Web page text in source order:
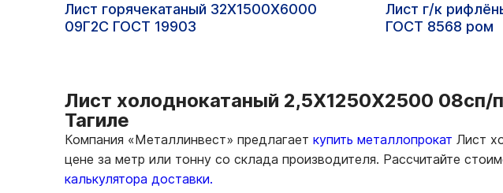
Лист горячекатаный 32Х1500Х6000
09Г2С ГОСТ 19903
Лист г/к
ГОСТ 8568 ром
Лист холоднокатаный 2,5Х1250Х2500 08сп/
Тагиле
Компания «Металлинвест» предлагает купить металлопрокат Лист
цене за метр или тонну со склада производителя. Рассчитайте
калькулятора доставки.